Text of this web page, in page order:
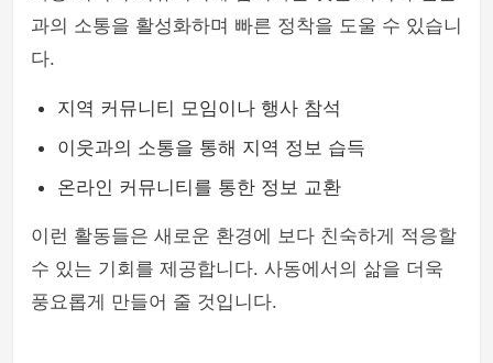
과의 소통을 활성화하며 빠른 정착을 도울 수 있습니
다.
지역 커뮤니티 모임이나 행사 참석
이웃과의 소통을 통해 지역 정보 습득
온라인 커뮤니티를 통한 정보 교환
이런 활동들은 새로운 환경에 보다 친숙하게 적응할
수 있는 기회를 제공합니다. 사동에서의 삶을 더욱
풍요롭게 만들어 줄 것입니다.